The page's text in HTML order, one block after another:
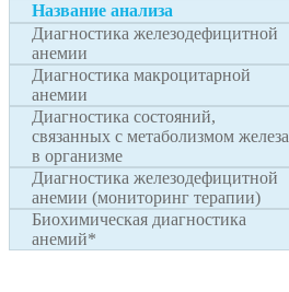
Название анализа
Диагностика железодефицитной
анемии
Диагностика макроцитарной
анемии
Диагностика состояний,
связанных с метаболизмом железа
в организме
Диагностика железодефицитной
анемии (мониторинг терапии)
Биохимическая диагностика
анемий*